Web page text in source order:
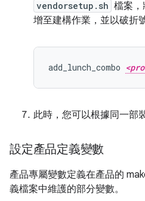
vendorsetup.sh 檔案
增至建構作業，並以破折
add_lunch_combo
此時，您可以根據同一部
設定產品定義變數
產品專屬變數定義在產品的
義檔案中維護的部分變數。